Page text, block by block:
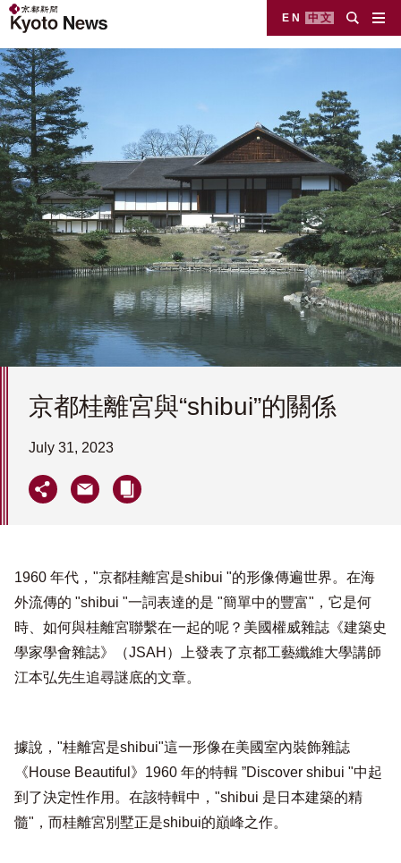
EN 中文
京都桂離宮與“shibui”的關係
July 31, 2023
1960 年代，"京都桂離宮是shibui "的形像傳遍世界。在海
外流傳的 "shibui "一詞表達的是 "簡單中的豐富"，它是何
時、如何與桂離宮聯繫在一起的呢？美國權威雜誌《建築史
學家學會雜誌》（JSAH）上發表了京都工藝纖維大學講師
江本弘先生追尋謎底的文章。
據說，"桂離宮是shibui"這一形像在美國室內裝飾雜誌
《House Beautiful》1960 年的特輯 ”Discover shibui "中起
到了決定性作用。在該特輯中，"shibui 是日本建築的精
髓"，而桂離宮別墅正是shibui的巔峰之作。